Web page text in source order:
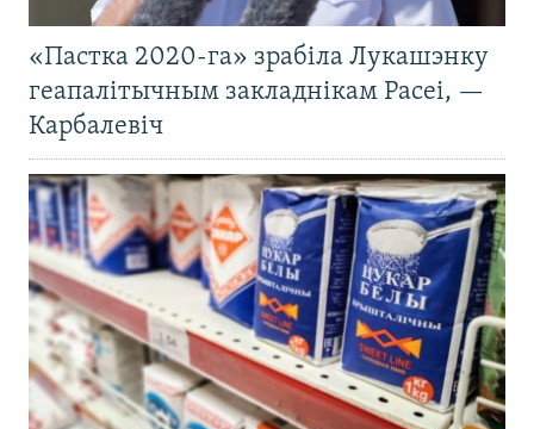
«Пастка 2020-га» зрабіла Лукашэнку
геапалітычным закладнікам Расеі, —
Карбалевіч